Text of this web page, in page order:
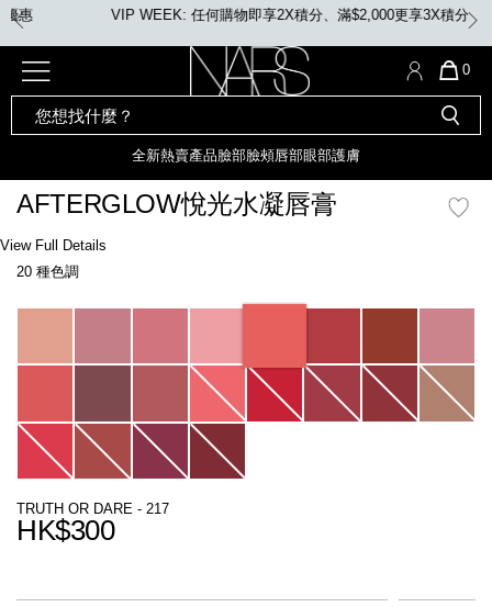
Skip
VIP WEEK: 任何購物即享2X積分、滿$2,000更享3X積分
選單"
Nars
0
SEARCH
CATALOG
全新熱賣產品臉部臉頰唇部眼部護膚
全新LIGHT REFLECTING™ 原生光
亮肌卸妝油
全新色調LIGHT REFLECTING™ 原
生光幻彩蜜粉餅
全新 INSATIABLE炫彩緞光胭脂液
AFTERGLOW 悅光唇彩​
亮肌系列
電子禮品卡
線上虛擬試妝
彩妝組合及禮品
臉部
唇部
眼部
粉底
胭脂
唇膏
AFTERGLOW悅光水凝唇膏
Details
/zh/
Item
0194251133706_hk
View Full Details
20 種色調
Variations
TRUTH OR DARE - 217
HK$300
to
Actions